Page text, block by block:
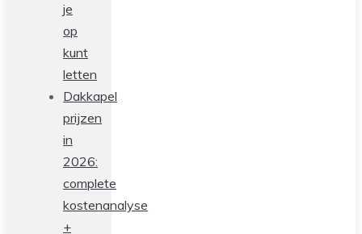
je
op
kunt
letten
Dakkapel
prijzen
in
2026:
complete
kostenanalyse
+